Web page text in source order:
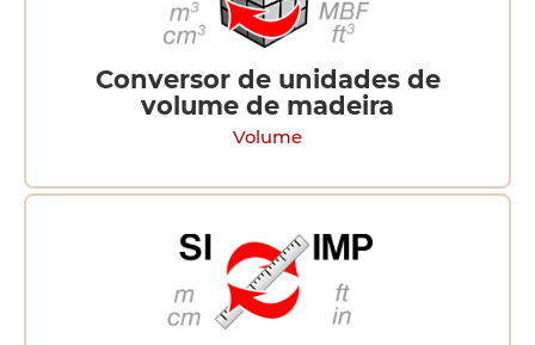
Conversor de unidades de
volume de madeira
Volume